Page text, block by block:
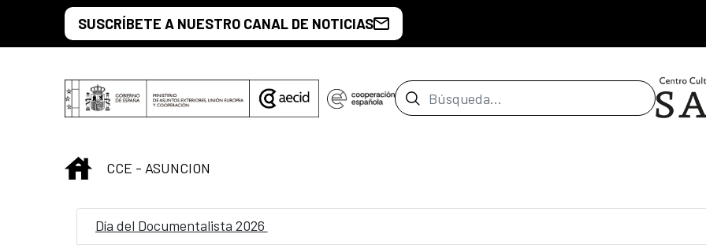
Saltar al contenido principal
SUSCRÍBETE A NUESTRO CANAL DE NOTICIAS
Barra de búsqueda
INICIO
CCE - ASUNCION
Día del Documentalista 2026